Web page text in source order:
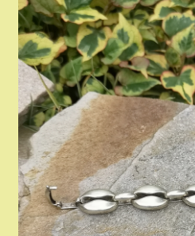
Boutique or et argent
Confidentialité
Heures d’ouverture
Nous achetons
Nous contacter
Validation de la commande